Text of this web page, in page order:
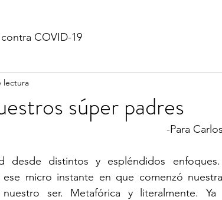
COVID-19
súper padres
lectura
-Para
desde distintos y espléndidos
micro instante en que comenzó
ser. Metafórica y literalmente.